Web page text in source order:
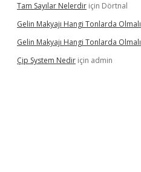
Tam Sayılar Nelerdir için Dörtnal
Gelin Makyajı Hangi Tonlarda Olmalı
Gelin Makyajı Hangi Tonlarda Olmalı
Çip System Nedir için admin